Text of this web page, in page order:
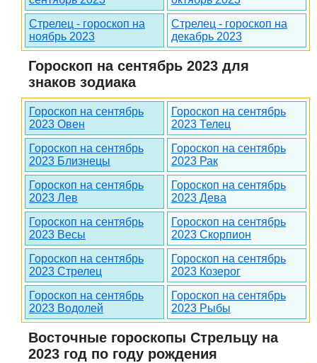
Стрелец - гороскоп на
ноябрь 2023
Стрелец - гороскоп на
декабрь 2023
Гороскоп на сентябрь 2023 для
знаков зодиака
Гороскоп на сентябрь
2023 Овен
Гороскоп на сентябрь
2023 Телец
Гороскоп на сентябрь
2023 Близнецы
Гороскоп на сентябрь
2023 Рак
Гороскоп на сентябрь
2023 Лев
Гороскоп на сентябрь
2023 Дева
Гороскоп на сентябрь
2023 Весы
Гороскоп на сентябрь
2023 Скорпион
Гороскоп на сентябрь
2023 Стрелец
Гороскоп на сентябрь
2023 Козерог
Гороскоп на сентябрь
2023 Водолей
Гороскоп на сентябрь
2023 Рыбы
Восточные гороскопы Стрельцу на
2023 год по году рождения